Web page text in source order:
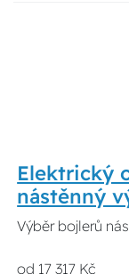
Elektrický
nástěnný
Výběr bojlerů
od 17 317 Kč